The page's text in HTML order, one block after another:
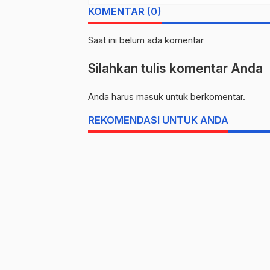
Pendidikan untuk
Bajau
KOMENTAR (0)
Saat ini belum ada komentar
Silahkan tulis komentar Anda
Anda harus masuk untuk berkomentar.
REKOMENDASI UNTUK ANDA